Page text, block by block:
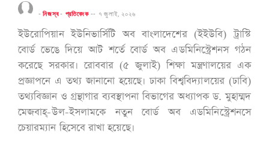
-নিজস্ব- প্রতিবেদক-- ৭ জুলাই, ২০২৬
ইউরোপিয়ান ইউনিভার্সিটি অব বাংলাদেশের (ইইউবি) ট্রাস্টি
বোর্ড ভেঙে দিয়ে আট শর্তে বোর্ড অব এডমিনিস্ট্রেশনস গঠন
করেছে সরকার। রোববার (৫ জুলাই) শিক্ষা মন্ত্রণালয়ের এক
প্রজ্ঞাপনে এ তথ্য জানানো হয়েছে। ঢাকা বিশ্ববিদ্যালয়ের (ঢাবি)
তথ্যবিজ্ঞান ও গ্রন্থাগার ব্যবস্থাপনা বিভাগের অধ্যাপক ড. মুহাম্মদ
মেজবাহ্-উল-ইসলামকে নতুন বোর্ড অব এডমিনিস্ট্রেশনসে
চেয়ারম্যান হিসেবে রাখা হয়েছে।